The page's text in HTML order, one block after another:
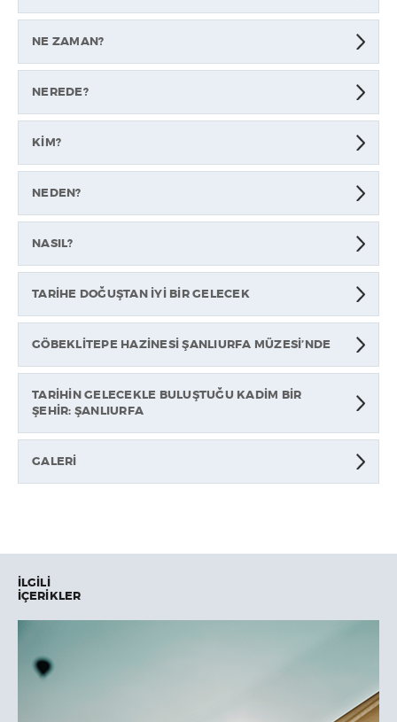
NE ZAMAN?
NEREDE?
KİM?
NEDEN?
NASIL?
TARİHE DOĞUŞTAN İYİ BİR GELECEK
GÖBEKLİTEPE HAZİNESİ ŞANLIURFA MÜZESİ’NDE
TARİHİN GELECEKLE BULUŞTUĞU KADİM BİR
ŞEHİR: ŞANLIURFA
GALERI
İLGİLİ
İÇERİKLER